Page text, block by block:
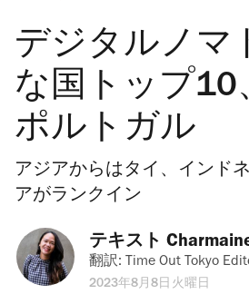
デジタルノマ
な国トップ10
ポルトガル
アジアからはタイ、インド
アがランクイン
テキスト
翻訳: Time Out Tokyo
2023年8月8日火曜日